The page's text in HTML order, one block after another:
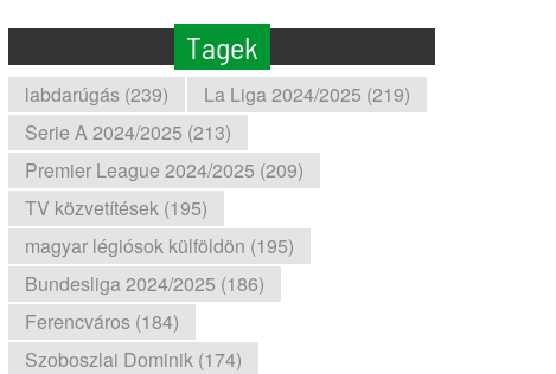
Tagek
labdarúgás (239)
La Liga 2024/2025 (219)
Serie A 2024/2025 (213)
Premier League 2024/2025 (209)
TV közvetítések (195)
magyar légiósok külföldön (195)
Bundesliga 2024/2025 (186)
Ferencváros (184)
Szoboszlai Dominik (174)